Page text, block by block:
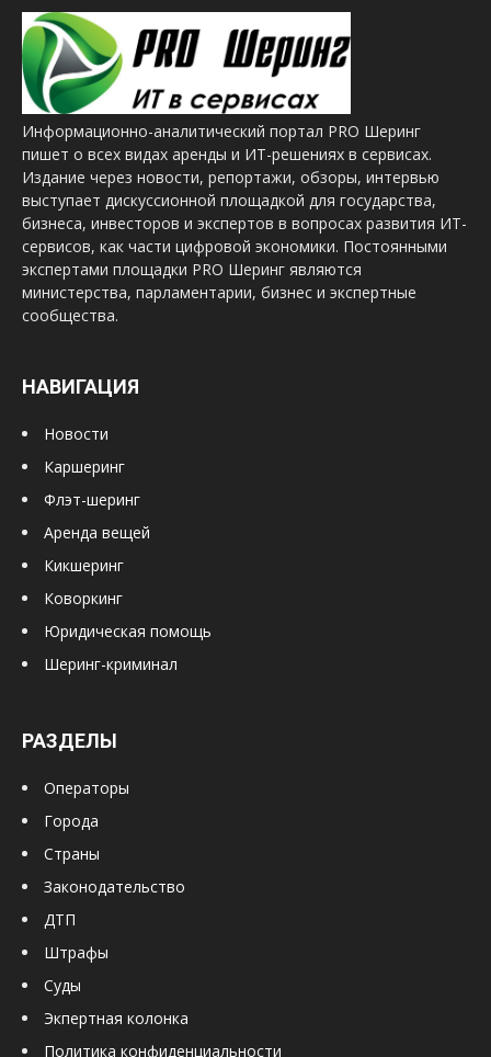
Информационно-аналитический портал PRO Шеринг
пишет о всех видах аренды и ИТ-решениях в сервисах.
Издание через новости, репортажи, обзоры, интервью
выступает дискуссионной площадкой для государства,
бизнеса, инвесторов и экспертов в вопросах развития ИТ-
сервисов, как части цифровой экономики. Постоянными
экспертами площадки PRO Шеринг являются
министерства, парламентарии, бизнес и экспертные
сообщества.
НАВИГАЦИЯ
Новости
Каршеринг
Флэт-шеринг
Аренда вещей
Кикшеринг
Коворкинг
Юридическая помощь
Шеринг-криминал
РАЗДЕЛЫ
Операторы
Города
Страны
Законодательство
ДТП
Штрафы
Суды
Экпертная колонка
Политика конфиденциальности